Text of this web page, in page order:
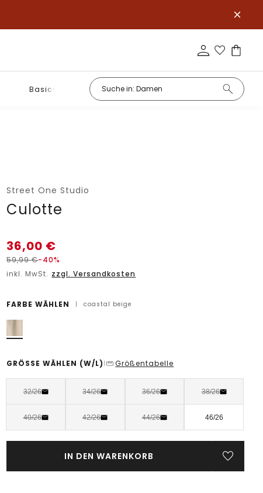
Basics
Street One Studio
Culotte
36,00 €
59,99€-40%
inkl. MwSt. zzgl. Versandkosten
FARBE WÄHLEN | coastal beige
GRÖSSE WÄHLEN (W/L) | Größentabelle
32/26 34/26 36/26 38/26
40/26 42/26 44/26 46/26
IN DEN WARENKORB